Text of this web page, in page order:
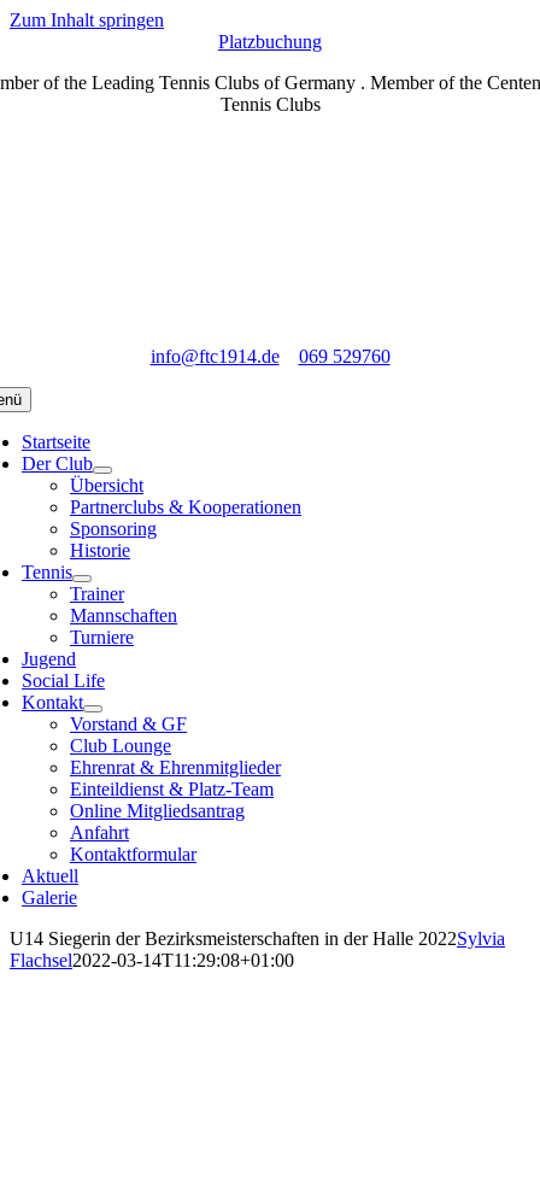
Zum Inhalt springen
Platzbuchung
of the Leading Tennis Clubs of Germany . Member of the
Tennis Clubs
info@ftc1914.de 069 529760
Startseite
Der Club
Übersicht
Partnerclubs & Kooperationen
Sponsoring
Historie
Tennis
Trainer
Mannschaften
Turniere
Jugend
Social Life
Kontakt
Vorstand & GF
Club Lounge
Ehrenrat & Ehrenmitglieder
Einteildienst & Platz-Team
Online Mitgliedsantrag
Anfahrt
Kontaktformular
Aktuell
Galerie
U14 Siegerin der Bezirksmeisterschaften in der Halle 2022Sylvia
Flachsel2022-03-14T11:29:08+01:00